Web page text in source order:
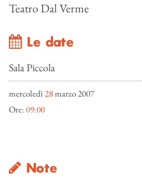
Teatro Dal Verme
Le date
Sala Piccola
mercoledì 28marzo 2007
Ore: 09:00
Note